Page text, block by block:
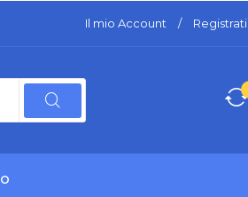
Il mio Account / Registrati